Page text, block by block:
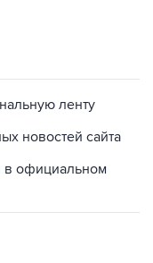
ленту
новостей сайта
в официальном